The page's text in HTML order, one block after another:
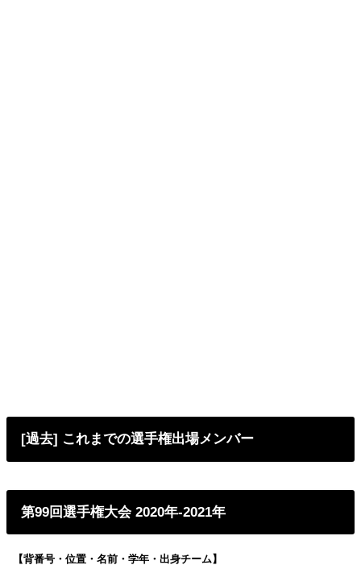
[過去] これまでの選手権出場メンバー
第99回選手権大会 2020年-2021年
【背番号・位置・名前・学年・出身チーム】